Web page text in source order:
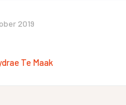
2019
Te Maak